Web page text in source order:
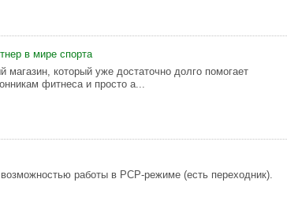
в мире спорта
магазин, который уже достаточно долго помогает
фитнеса и просто а...
работы в PCP-режиме (есть переходник).